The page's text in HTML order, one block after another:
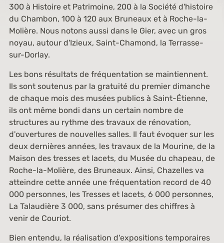
300 à Histoire et Patrimoine, 200 à la Société d'histoire
du Chambon, 100 à 120 aux Bruneaux et à Roche-la-
Molière. Nous notons aussi dans le Gier, avec un gros
noyau, autour d'Izieux, Saint-Chamond, la Terrasse-
sur-Dorlay.
Les bons résultats de fréquentation se maintiennent.
Ils sont soutenus par la gratuité du premier dimanche
de chaque mois des musées publics à Saint-Étienne,
ils ont même bondi dans un certain nombre de
structures au rythme des travaux de rénovation,
d'ouvertures de nouvelles salles. Il faut évoquer sur les
deux dernières années, les travaux de la Mourine, de la
Maison des tresses et lacets, du Musée du chapeau, de
Roche-la-Molière, des Bruneaux. Ainsi, Chazelles va
atteindre cette année une fréquentation record de 40
000 personnes, les Tresses et lacets, 6 000 personnes,
La Talaudière 3 000, sans présumer des chiffres à
venir de Couriot.
Bien entendu, la réalisation d'expositions temporaires